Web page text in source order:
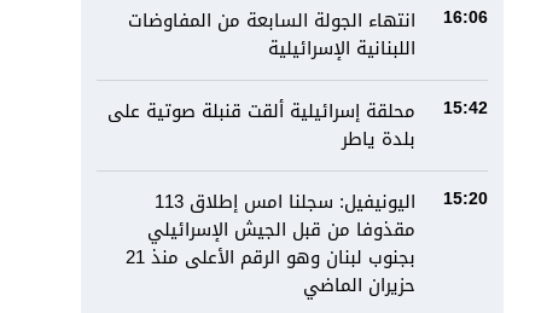
16:06
انتهاء الجولة السابعة من المفاوضات
اللبنانية الإسرائيلية
15:42
محلقة إسرائيلية ألقت قنبلة صوتية على
بلدة ياطر
15:20
اليونيفيل: سجلنا امس إطلاق 113
مقذوفا من قبل الجيش الإسرائيلي
بجنوب لبنان وهو الرقم الأعلى منذ 21
حزيران الماضي